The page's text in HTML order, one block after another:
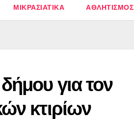
ΜΙΚΡΑΣΙΑΤΙΚΑ ΑΘΛΗΤΙΣΜΟΣ
για τον
κτιρίων